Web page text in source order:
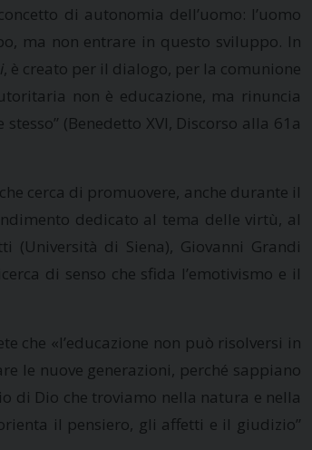
di autonomia dell’uomo: l’uomo
ma non entrare in questo sviluppo. In
, è creato per il dialogo, per la comunione
non è educazione, ma rinuncia
stesso” (Benedetto XVI, Discorso alla 61a
cerca di promuovere, anche durante il
dedicato al tema delle virtù, al
di Siena), Giovanni Grandi
di senso che sfida l’emotivismo e il
che «l’educazione non può risolversi in
le nuove generazioni, perché sappiano
di Dio che troviamo nella natura e nella
il pensiero, gli affetti e il giudizio”